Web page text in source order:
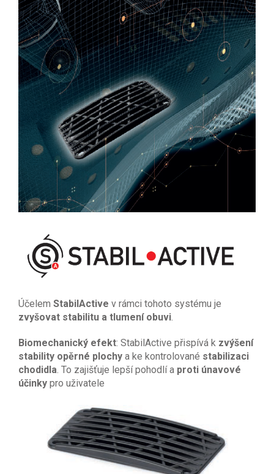
Účelem StabilActive v rámci tohoto systému je
zvyšovat stabilitu a tlumení obuvi.
Biomechanický efekt: StabilActive přispívá k zvýšení
stability opěrné plochy a ke kontrolované stabilizaci
chodidla. To zajišťuje lepší pohodlí a proti únavové
účinky pro uživatele